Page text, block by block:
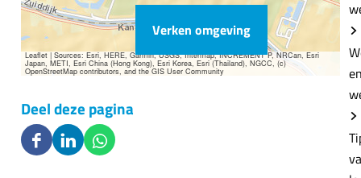
Leaflet|Sources: Esri, HERE, Garmin, USGS, Intermap, INCREMENT P, NRCan, Esri
Japan, METI, Esri China (Hong Kong), Esri Korea, Esri (Thailand), NGCC, (c)
OpenStreetMap contributors, and the GIS User Community
Verken omgeving
Deel deze pagina
D
D
D